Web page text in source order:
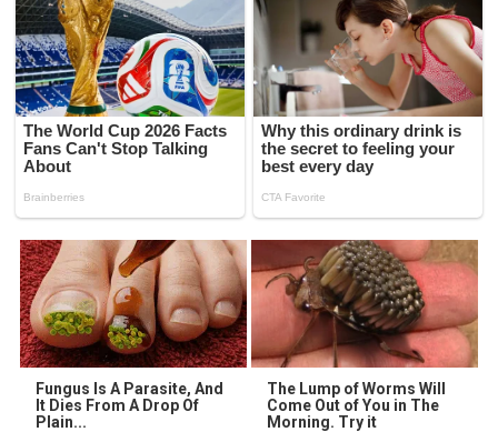
Fungus Is A Parasite, And
It Dies From A Drop Of
Plain...
The Lump of Worms Will
Come Out of You in The
Morning. Try it